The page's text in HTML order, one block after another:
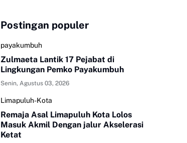
Postingan populer
payakumbuh
Zulmaeta Lantik 17 Pejabat di
Lingkungan Pemko Payakumbuh
Senin, Agustus 03, 2026
Limapuluh-Kota
Remaja Asal Limapuluh Kota Lolos
Masuk Akmil Dengan jalur Akselerasi
Ketat